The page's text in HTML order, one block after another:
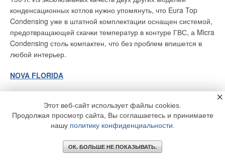
конденсационных котлов нужно упомянуть, что Eura Top
Condensing уже в штатной комплектации оснащен системой,
предотвращающей скачки температур в контуре ГВС, а Micra
Condensing столь компактен, что без проблем впишется в
любой интерьер.
NOVA FLORIDA
оснащены: первичным теплообменником из нержавеющей
стали с термополимерным покрытием, горелкой с
полноценным принудительным смешиванием,
модуляционным газовым клапаном с постоянным
газовоздушным коэффициентом и вентилятором горелки с
Этот веб-сайт использует файлы cookies.
Продолжая просмотр сайта, Вы соглашаетесь и принимаете
нашу политику конфиденциальности
ОК. БОЛЬШЕ НЕ ПОКАЗЫВАТЬ.
×